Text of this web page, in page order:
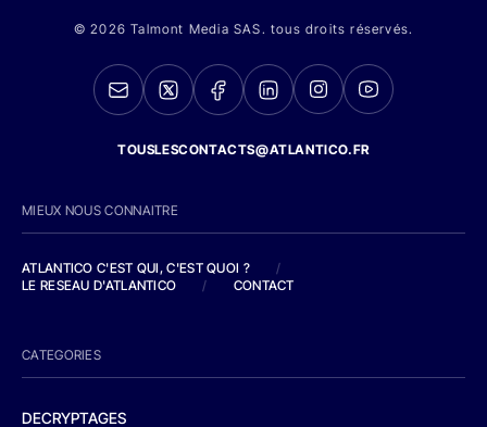
© 2026 Talmont Media SAS. tous droits réservés.
TOUSLESCONTACTS@ATLANTICO.FR
MIEUX NOUS CONNAITRE
ATLANTICO C'EST QUI, C'EST QUOI ?
/
LE RESEAU D'ATLANTICO
/ CONTACT
CATEGORIES
DECRYPTAGES